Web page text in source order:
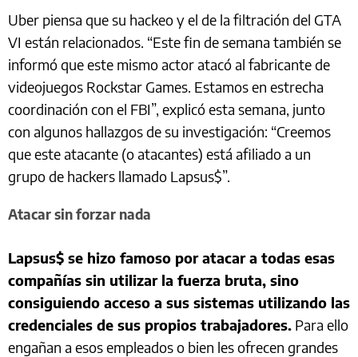
Uber piensa que su hackeo y el de la filtración del GTA
VI están relacionados. “Este fin de semana también se
informó que este mismo actor atacó al fabricante de
videojuegos Rockstar Games. Estamos en estrecha
coordinación con el FBI”, explicó esta semana, junto
con algunos hallazgos de su investigación: “Creemos
que este atacante (o atacantes) está afiliado a un
grupo de hackers llamado Lapsus$”.
Atacar sin forzar nada
Lapsus$ se hizo famoso por atacar a todas esas
compañías sin utilizar la fuerza bruta, sino
consiguiendo acceso a sus sistemas utilizando las
credenciales de sus propios trabajadores. Para ello
engañan a esos empleados o bien les ofrecen grandes